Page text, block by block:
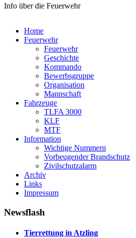
Info über die Feuerwehr
Geschichte
die letzten 125 Jahre
Home
Feuerwehr
Feuerwehr
Geschichte
Kommando
Bewerbsgruppe
Organisation
Mannschaft
Fahrzeuge
TLFA 3000
KLF
MTF
Information
Wichtige Nummern
Vorbeugender Brandschutz
Zivilschutzalarm
Archiv
Links
Impressum
Newsflash
Tierrettung in Atzling